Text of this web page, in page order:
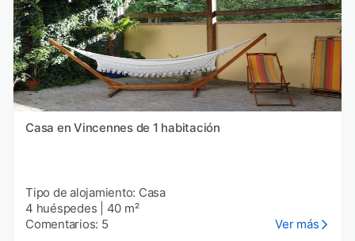
Casa en Vincennes de 1 habitación
Tipo de alojamiento: Casa
4 huéspedes
40 m²
Comentarios: 5
Ver más